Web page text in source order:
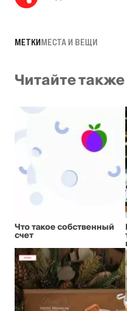
МЕТКИМЕСТА И ВЕЩИ
Читайте также
Что такое собственный
счет